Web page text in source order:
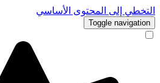
التخطي إلى المحتوى الأساسي
Toggle navigation